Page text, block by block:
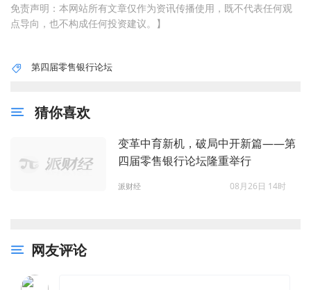
免责声明：本网站所有文章仅作为资讯传播使用，既不代表任何观
点导向，也不构成任何投资建议。】
第四届零售银行论坛
猜你喜欢
变革中育新机，破局中开新篇——第
四届零售银行论坛隆重举行
派财经 08月26日 14时
网友评论